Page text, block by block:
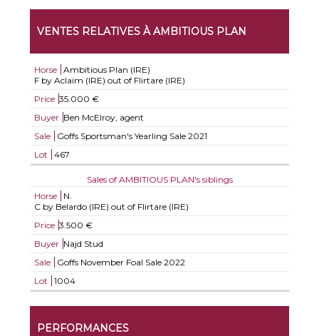
VENTES RELATIVES À AMBITIOUS PLAN
Horse
Ambitious Plan (IRE)
F by Aclaim (IRE) out of Flirtare (IRE)
Price 35.000 €
Buyer Ben McElroy, agent
Sale
Goffs Sportsman's Yearling Sale 2021
Lot
467
Sales of AMBITIOUS PLAN's siblings
Horse
N.
C by Belardo (IRE) out of Flirtare (IRE)
Price 3.500 €
Buyer Najd Stud
Sale
Goffs November Foal Sale 2022
Lot
1004
PERFORMANCES